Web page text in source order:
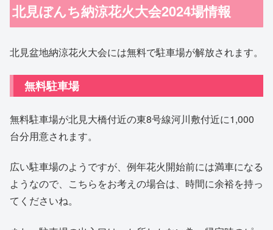
北見ぼんち納涼花火大会2024場情報
北見盆地納涼花火大会には無料で駐車場が解放されます。
無料駐車場
無料駐車場が北見大橋付近の東8号線河川敷付近に1,000
台分用意されます。
広い駐車場のようですが、例年花火開始前には満車になる
ようなので、こちらをお考えの場合は、時間に余裕を持っ
てくださいね。